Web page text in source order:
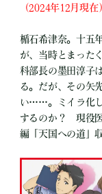
（2024年12月現在
楯石希津奈。十五
が、当時とまった
科部長の墨田淳子
る。だが、その矢
い……。ミイラ化
するのか？ 現役
編「天国への道」収